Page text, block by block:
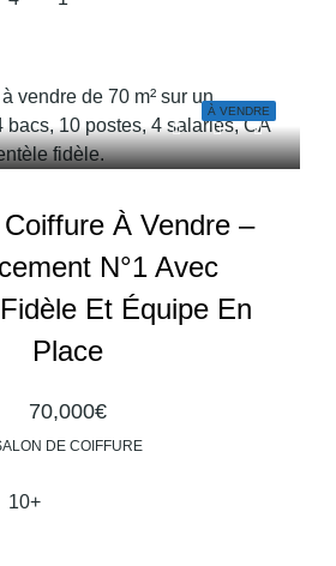
À VENDRE
À Vendre –
N°1 Avec
Et Équipe En
Place
70,000€
DE COIFFURE
10+